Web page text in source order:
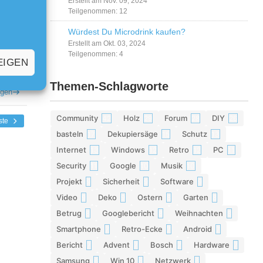
Teilgenommen: 12
Würdest Du Microdrink kaufen?
Erstellt am Okt. 03, 2024
Teilgenommen: 4
Themen-Schlagworte
Community Holz Forum DIY
basteln Dekupiersäge Schutz
Internet Windows Retro PC
Security Google Musik
Projekt Sicherheit Software
Video Deko Ostern Garten
Betrug Googlebericht Weihnachten
Smartphone Retro-Ecke Android
Bericht Advent Bosch Hardware
Samsung Win 10 Netzwerk